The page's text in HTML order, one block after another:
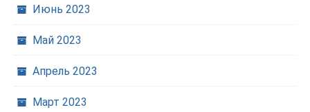
Июнь 2023
Май 2023
Апрель 2023
Март 2023